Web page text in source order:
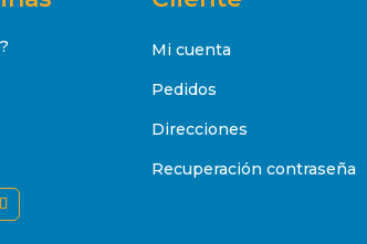
Mi cuenta
Pedidos
Direcciones
Recuperación contraseña